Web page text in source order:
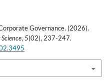
Governance. (2026).
,5(02), 237-247.